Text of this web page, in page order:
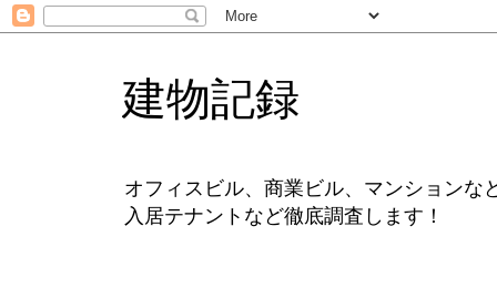
建物記録
オフィスビル、商業ビル、マンションな
入居テナントなど徹底調査します！